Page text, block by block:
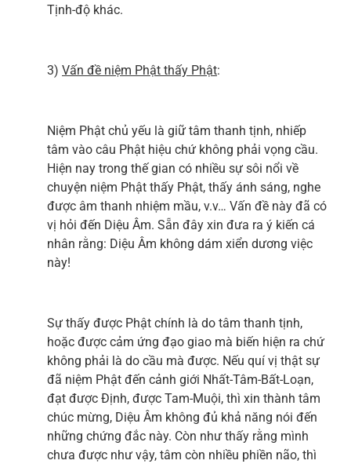
Tịnh-độ khác.
3) Vấn đề niệm Phật thấy Phật:
Niệm Phật chủ yếu là giữ tâm thanh tịnh, nhiếp
tâm vào câu Phật hiệu chứ không phải vọng cầu.
Hiện nay trong thế gian có nhiều sự sôi nổi về
chuyện niệm Phật thấy Phật, thấy ánh sáng, nghe
được âm thanh nhiệm mầu, v.v… Vấn đề này đã có
vị hỏi đến Diệu Âm. Sẵn đây xin đưa ra ý kiến cá
nhân rằng: Diệu Âm không dám xiển dương việc
này!
Sự thấy được Phật chính là do tâm thanh tịnh,
hoặc được cảm ứng đạo giao mà biến hiện ra chứ
không phải là do cầu mà được. Nếu quí vị thật sự
đã niệm Phật đến cảnh giới Nhất-Tâm-Bất-Loạn,
đạt được Định, được Tam-Muội, thì xin thành tâm
chúc mừng, Diệu Âm không đủ khả năng nói đến
những chứng đắc này. Còn như thấy rằng mình
chưa được như vậy, tâm còn nhiều phiền não, thì